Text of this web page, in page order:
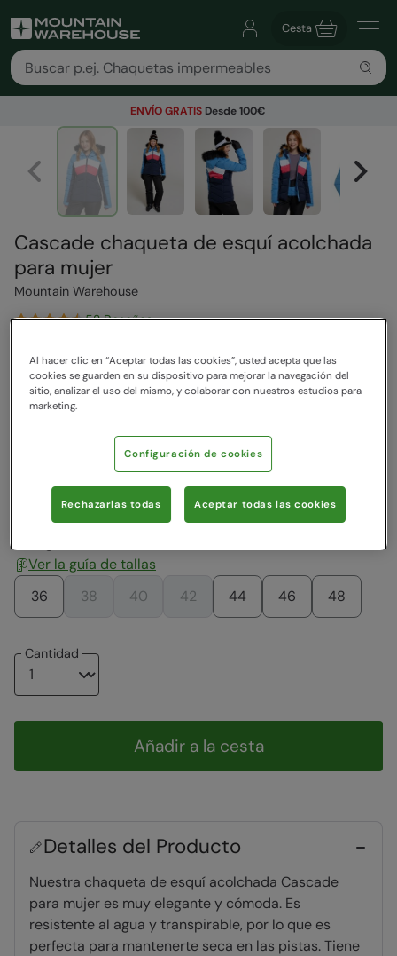
Cesta
ENVÍO GRATISDesde 100€
Cascade chaqueta de esquí acolchada
para mujer
Mountain Warehouse
52 Reseñas
179,99 €Ahorra 60%
71,99 €
Rebajas
Ver la guía de tallas
36
38 40 42 44 46 48
Cantidad
Añadir a la cesta
Detalles del Producto
Nuestra chaqueta de esquí acolchada Cascade
para mujer es muy elegante y cómoda. Es
resistente al agua y transpirable, por lo que es
perfecta para mantenerte seca en las pistas. Tiene
Al hacer clic en “Aceptar todas las cookies”, usted acepta que las
cookies se guarden en su dispositivo para mejorar la navegación del
sitio, analizar el uso del mismo, y colaborar con nuestros estudios para
marketing.
Configuración de cookies
Rechazarlas todas Aceptar todas las cookies